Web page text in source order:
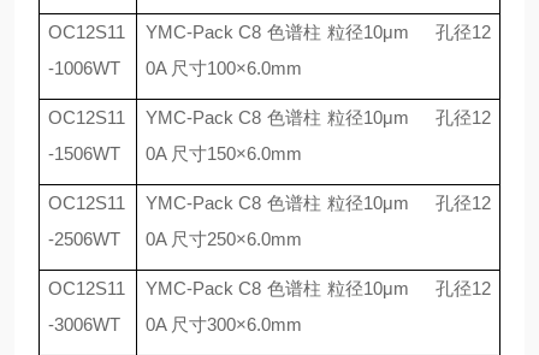
OC12S11
-1006WT
YMC-Pack C8 色谱柱 粒径10μm 孔径12
0A 尺寸100×6.0mm
OC12S11
-1506WT
YMC-Pack C8 色谱柱 粒径10μm 孔径12
0A 尺寸150×6.0mm
OC12S11
-2506WT
YMC-Pack C8 色谱柱 粒径10μm 孔径12
0A 尺寸250×6.0mm
OC12S11
-3006WT
YMC-Pack C8 色谱柱 粒径10μm 孔径12
0A 尺寸300×6.0mm